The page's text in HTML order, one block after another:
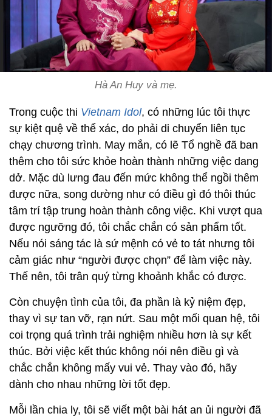
Hà An Huy và mẹ.
Trong cuộc thi Vietnam Idol, có những lúc tôi thực
sự kiệt quệ về thể xác, do phải di chuyển liên tục
chạy chương trình. May mắn, có lẽ Tổ nghề đã ban
thêm cho tôi sức khỏe hoàn thành những việc dang
dở. Mặc dù lưng đau đến mức không thể ngồi thêm
được nữa, song dường như có điều gì đó thôi thúc
tâm trí tập trung hoàn thành công việc. Khi vượt qua
được ngưỡng đó, tôi chắc chắn có sản phẩm tốt.
Nếu nói sáng tác là sứ mệnh có vẻ to tát nhưng tôi
cảm giác như “người được chọn” để làm việc này.
Thế nên, tôi trân quý từng khoảnh khắc có được.
Còn chuyện tình của tôi, đa phần là kỷ niệm đẹp,
thay vì sự tan vỡ, rạn nứt. Sau một mối quan hệ, tôi
coi trọng quá trình trải nghiệm nhiều hơn là sự kết
thúc. Bởi việc kết thúc không nói nên điều gì và
chắc chắn không mấy vui vẻ. Thay vào đó, hãy
dành cho nhau những lời tốt đẹp.
Mỗi lần chia ly, tôi sẽ viết một bài hát an ủi người đã